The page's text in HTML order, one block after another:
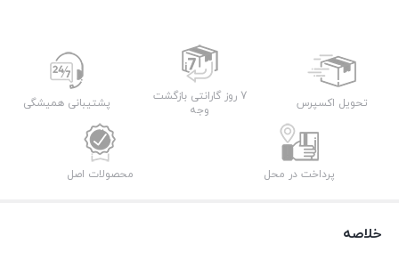
تحویل اکسپرس
7 روز گارانتی بازگشت
وجه
پشتیبانی همیشگی
پرداخت در محل محصولات اصل
خلاصه